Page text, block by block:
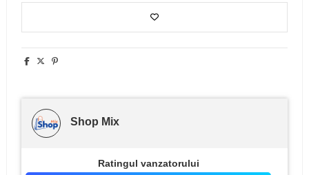
Shop Mix
Ratingul vanzatorului